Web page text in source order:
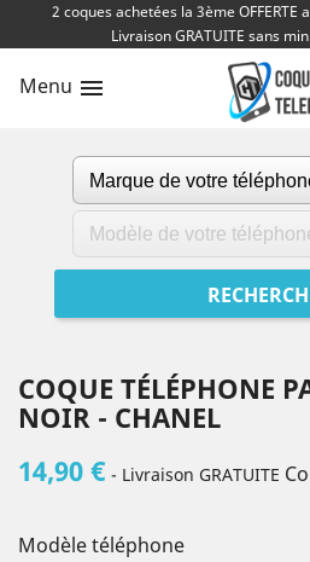
2 coques achetées la 3ème OFFERTE
Livraison GRATUITE sans
Menu 
COQUE TÉLÉPHONE
NOIR - CHANEL
14,90 € - Livraison GRATUITE
Modèle téléphone